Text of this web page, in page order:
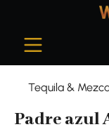
Tequila &
Padre azul